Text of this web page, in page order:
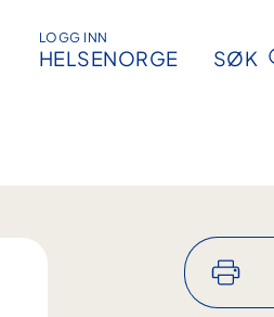
LOGG INN
HELSENORGE SØK